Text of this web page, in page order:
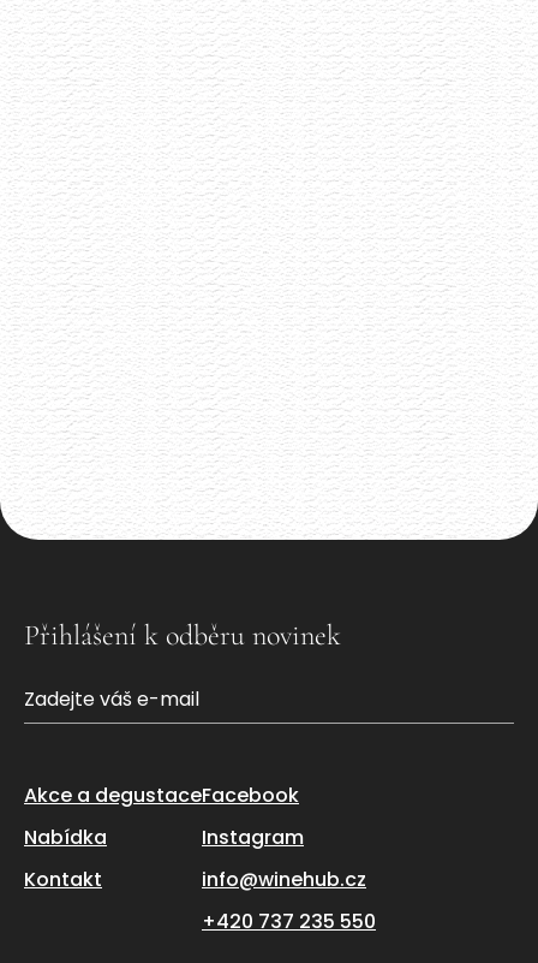
Akce již proběhla
Porta Bohemica
25.5.2026
Naturální vinařství z Velkých Žernosek
Přihlášení k odběru novinek
Akce a degustace
Nabídka
Kontakt
Facebook
Instagram
info@winehub.cz
+420 737 235 550